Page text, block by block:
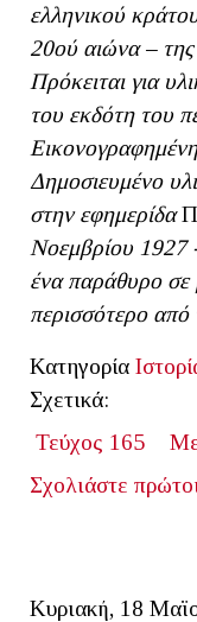
ελληνικού
20ού αιώνα –
Πρόκειται για
του εκδότη του
Δημοσιευμένο
στην εφημερίδα
Νοεμβρίου 1927
ένα παράθυρο σε
περισσότερο από
Κατηγορία
Σχετικά:
Τεύχος 165
Σχολιάστε
Κυριακή, 18